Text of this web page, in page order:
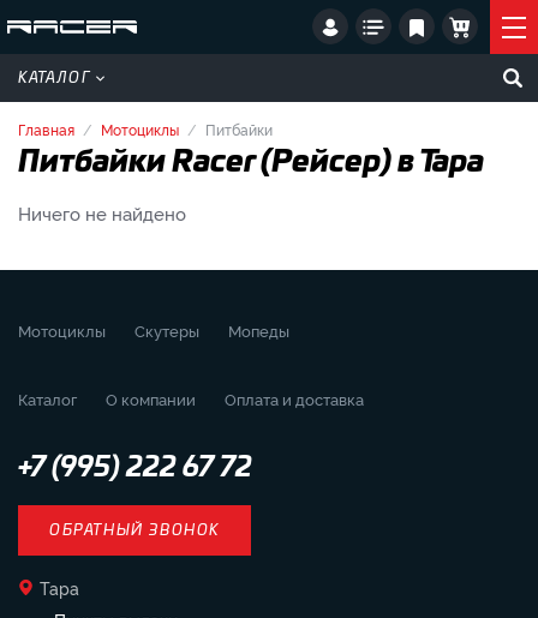
КАТАЛОГ
Главная Мотоциклы Питбайки
Питбайки Racer (Рейсер) в Тара
Ничего не найдено
Мотоциклы Скутеры Мопеды
Каталог О компании Оплата и доставка
+7 (995) 222 67 72
ОБРАТНЫЙ ЗВОНОК
Тара